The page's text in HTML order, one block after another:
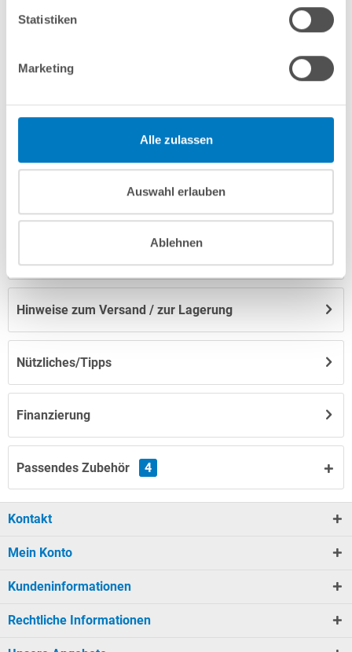
Statistiken
Marketing
Alle zulassen
Auswahl erlauben
Ablehnen
Anfrageformular
Finanzierung
Hinweise zum Versand / zur Lagerung
Nützliches/Tipps
Passendes Zubehör 4
Kontakt
Mein Konto
Kundeninformationen
Rechtliche Informationen